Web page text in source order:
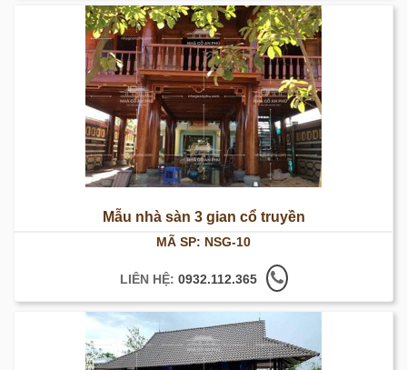
Mẫu nhà sàn 3 gian cổ truyền
MÃ SP: NSG-10
LIÊN HỆ: 0932.112.365